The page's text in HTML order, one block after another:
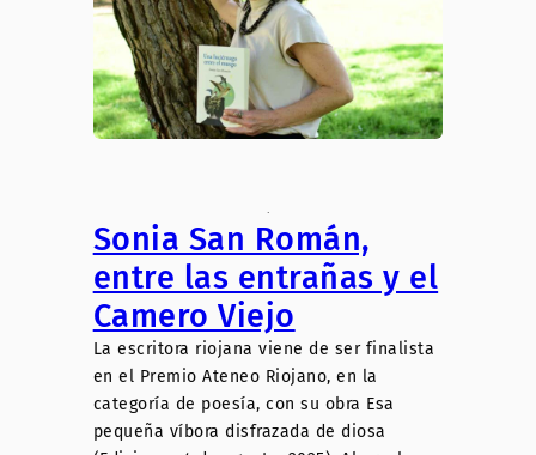
.
Sonia San Román,
entre las entrañas y el
Camero Viejo
La escritora riojana viene de ser finalista
en el Premio Ateneo Riojano, en la
categoría de poesía, con su obra Esa
pequeña víbora disfrazada de diosa